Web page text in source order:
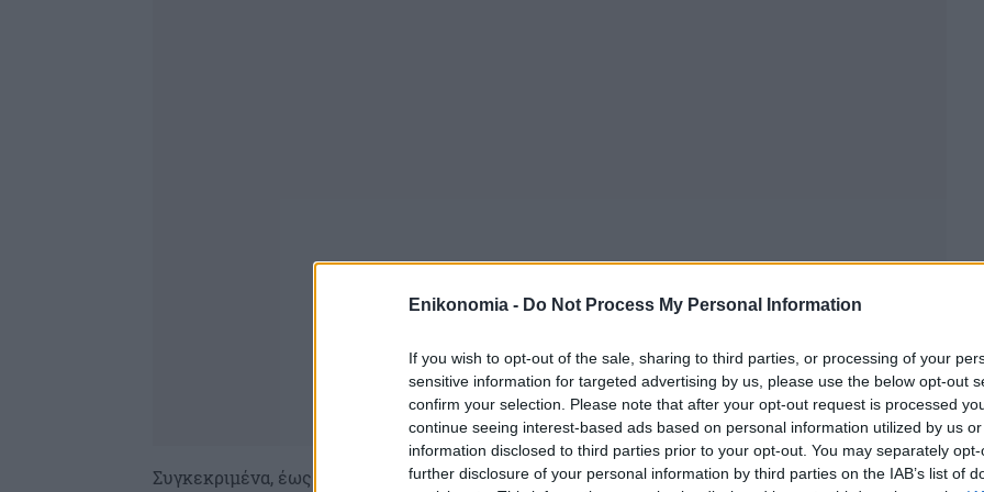
Enikonomia - Do Not Process My Personal Information
If you wish to opt-out of the sale, sharing to third parties, or processing of your
sensitive information for targeted advertising by us, please use the below opt-out
confirm your selection. Please note that after your opt-out request is processed
continue seeing interest-based ads based on personal information utilized by us
information disclosed to third parties prior to your opt-out. You may separately
further disclosure of your personal information by third parties on the IAB’s list of
Συγκεκριμένα, έως το μεσημέρι του Σαββάτου υπήρχαν 73 αποτυχημένες προσπάθειες